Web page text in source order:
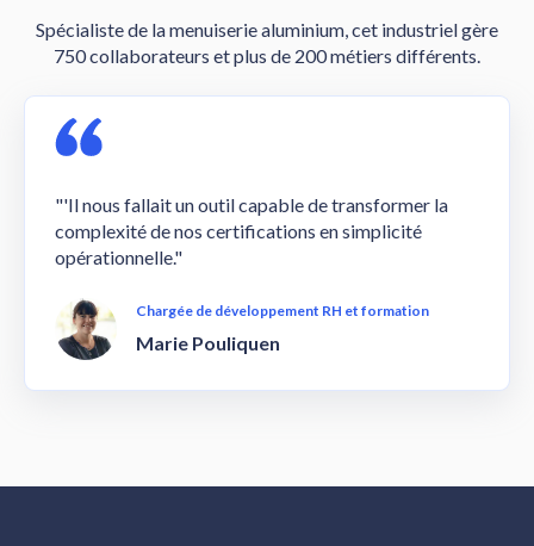
Spécialiste de la menuiserie aluminium, cet industriel gère
750 collaborateurs et plus de 200 métiers différents.
"'Il nous fallait un outil capable de transformer la
complexité de nos certifications en simplicité
opérationnelle."
Chargée de développement RH et formation
Marie Pouliquen